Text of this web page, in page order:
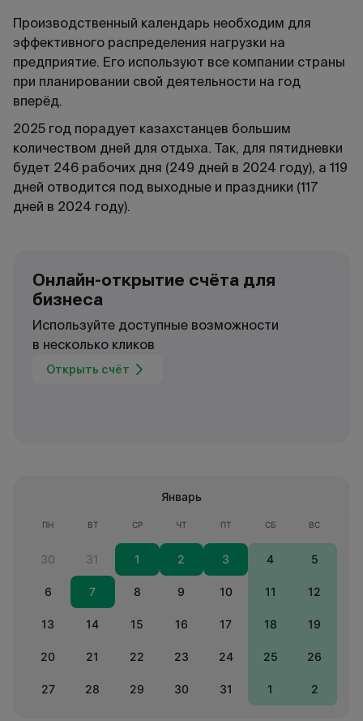
Производственный календарь необходим для
эффективного распределения нагрузки на
предприятие. Его используют все компании страны
при планировании свой деятельности на год
вперёд.
2025 год порадует казахстанцев большим
количеством дней для отдыха. Так, для пятидневки
будет 246 рабочих дня (249 дней в 2024 году), а 119
дней отводится под выходные и праздники (117
дней в 2024 году).
Онлайн-открытие счёта для
бизнеса
Используйте доступные возможности
в несколько кликов
Открыть счёт
Январь
ПН ВТ СР ЧТ ПТ СБ ВС
30 31 1 2 3 4 5
6 7 8 9 10 11 12
13 14 15 16 17 18 19
20 21 22 23 24 25 26
27 28 29 30 31 1 2